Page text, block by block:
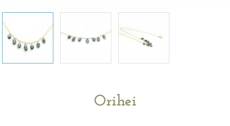
Orihei